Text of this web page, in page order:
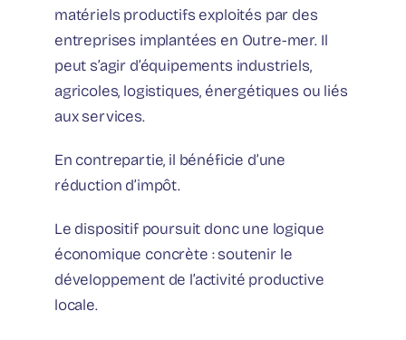
matériels productifs exploités par des
entreprises implantées en Outre-mer. Il
peut s’agir d’équipements industriels,
agricoles, logistiques, énergétiques ou liés
aux services.
En contrepartie, il bénéficie d’une
réduction d’impôt.
Le dispositif poursuit donc une logique
économique concrète : soutenir le
développement de l’activité productive
locale.